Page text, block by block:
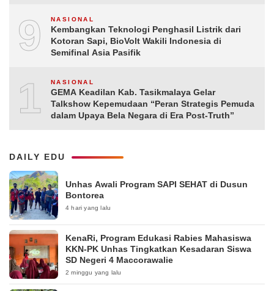
9 NASIONAL
Kembangkan Teknologi Penghasil Listrik dari
Kotoran Sapi, BioVolt Wakili Indonesia di
Semifinal Asia Pasifik
10NASIONAL
GEMA Keadilan Kab. Tasikmalaya Gelar
Talkshow Kepemudaan “Peran Strategis Pemuda
dalam Upaya Bela Negara di Era Post-Truth”
DAILY EDU
Unhas Awali Program SAPI SEHAT di Dusun
Bontorea
4 hari yang lalu
KenaRi, Program Edukasi Rabies Mahasiswa
KKN-PK Unhas Tingkatkan Kesadaran Siswa
SD Negeri 4 Maccorawalie
2 minggu yang lalu